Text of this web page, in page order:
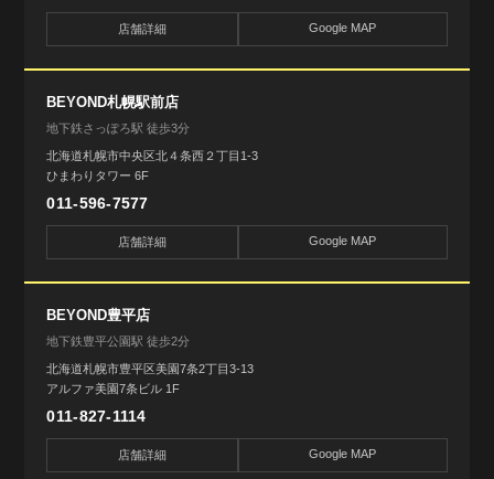
店舗詳細 Google MAP
BEYOND札幌駅前店
地下鉄さっぽろ駅 徒歩3分
北海道札幌市中央区北４条西２丁目1-3
ひまわりタワー 6F
011-596-7577
店舗詳細 Google MAP
BEYOND豊平店
地下鉄豊平公園駅 徒歩2分
北海道札幌市豊平区美園7条2丁目3-13
アルファ美園7条ビル 1F
011-827-1114
店舗詳細 Google MAP